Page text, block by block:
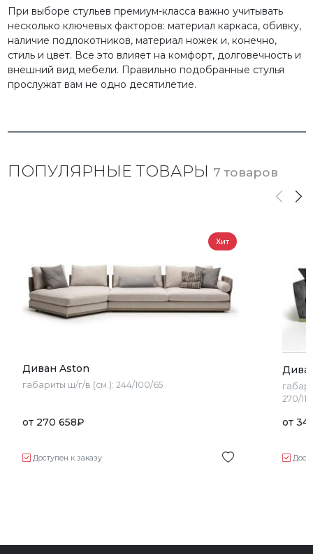
При выборе стульев премиум-класса важно учитывать
несколько ключевых факторов: материал каркаса, обивку,
наличие подлокотников, материал ножек и, конечно,
стиль и цвет. Все это влияет на комфорт, долговечность и
внешний вид мебели. Правильно подобранные стулья
прослужат вам не одно десятилетие.
ПОПУЛЯРНЫЕ ТОВАРЫ 7 товаров
Хит
Диван Aston
габариты ш/г/в (см.): 244/100/65
от 270 658₽
Доступен к заказу
270/
от